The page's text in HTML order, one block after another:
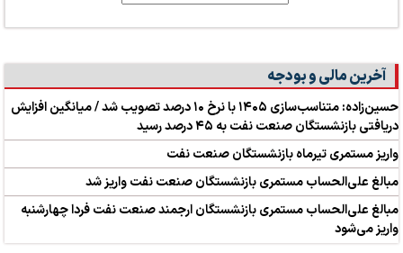
آخرین مالی و بودجه
حسین‌زاده: متناسب‌سازی ۱۴۰۵ با نرخ ۱۰ درصد تصویب شد / میانگین افزایش
دریافتی بازنشستگان صنعت نفت به ۴۵ درصد رسید
واریز مستمری تیرماه بازنشستگان صنعت نفت
مبالغ علی‌الحساب مستمری بازنشستگان صنعت نفت واریز شد
مبالغ علی‌الحساب مستمری بازنشستگان ارجمند صنعت نفت فردا چهارشنبه
واریز می‌شود